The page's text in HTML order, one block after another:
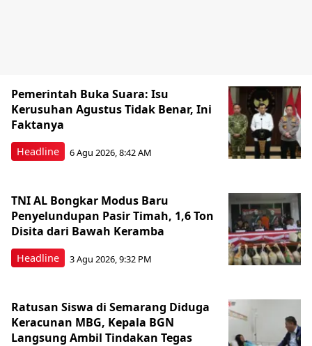
Headline
Pemerintah Buka Suara: Isu
Kerusuhan Agustus Tidak Benar, Ini
Faktanya
6 Agu 2026, 8:42 AM
Headline
TNI AL Bongkar Modus Baru
Penyelundupan Pasir Timah, 1,6 Ton
Disita dari Bawah Keramba
3 Agu 2026, 9:32 PM
Ratusan Siswa di Semarang Diduga
Keracunan MBG, Kepala BGN
Langsung Ambil Tindakan Tegas